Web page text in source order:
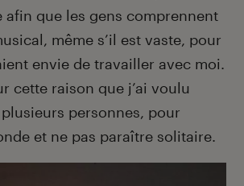
afin que les gens comprennent
même s’il est vaste, pour
envie de travailler avec moi.
cette raison que j’ai voulu
personnes, pour
et ne pas paraître solitaire.